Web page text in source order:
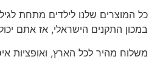
במכון התקנים הישראלי, אז אתם
משלוח מהיר לכל הארץ, ואופציות